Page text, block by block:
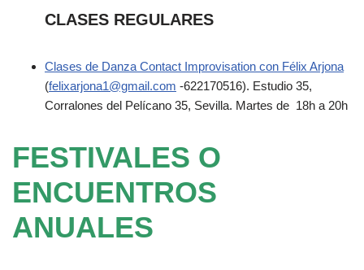
CLASES REGULARES
Clases de Danza Contact Improvisation con Félix Arjona
(felixarjona1@gmail.com -622170516). Estudio 35,
Corralones del Pelícano 35, Sevilla. Martes de 18h a 20h
FESTIVALES O
ENCUENTROS
ANUALES